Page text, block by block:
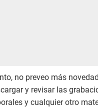
no preveo más
y revisar las
y cualquier otro